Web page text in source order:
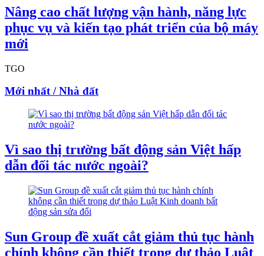
Nâng cao chất lượng vận hành, năng lực
phục vụ và kiến tạo phát triển của bộ máy
mới
TGO
Mới nhất / Nhà đất
Vì sao thị trường bất động sản Việt hấp
dẫn đối tác nước ngoài?
Sun Group đề xuất cắt giảm thủ tục hành
chính không cần thiết trong dự thảo Luật